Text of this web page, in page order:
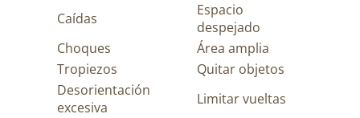
Caídas
Espacio
despejado
Choques
Área amplia
Tropiezos
Quitar objetos
Desorientación
excesiva
Limitar vueltas